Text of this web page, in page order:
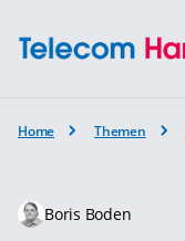
Home Themen
Boris Boden